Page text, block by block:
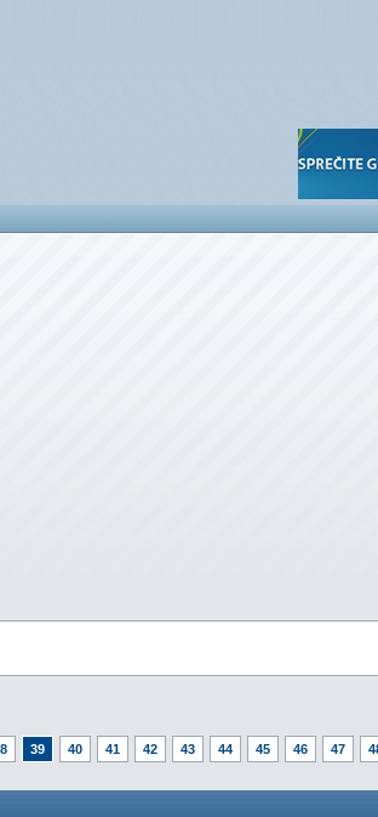
39 40 41 42 43 44 45 46 47